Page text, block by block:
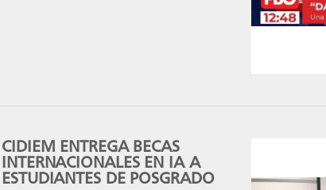
CIDIEM ENTREGA BECAS
INTERNACIONALES EN IA A
ESTUDIANTES DE POSGRADO